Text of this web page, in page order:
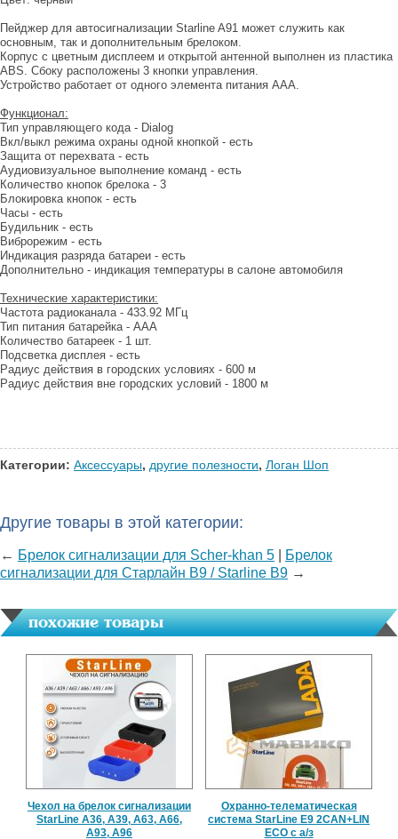
Пейджер для автосигнализации Starline A91 может служить как
основным, так и дополнительным брелоком.
Корпус с цветным дисплеем и открытой антенной выполнен из пластика
ABS. Сбоку расположены 3 кнопки управления.
Устройство работает от одного элемента питания ААА.
Функционал:
Тип управляющего кода - Dialog
Вкл/выкл режима охраны одной кнопкой - есть
Защита от перехвата - есть
Аудиовизуальное выполнение команд - есть
Количество кнопок брелока - 3
Блокировка кнопок - есть
Часы - есть
Будильник - есть
Виброрежим - есть
Индикация разряда батареи - есть
Дополнительно - индикация температуры в салоне автомобиля
Технические характеристики:
Частота радиоканала - 433.92 МГц
Тип питания батарейка - ААА
Количество батареек - 1 шт.
Подсветка дисплея - есть
Радиус действия в городских условиях - 600 м
Радиус действия вне городских условий - 1800 м
Категории: Аксессуары, другие полезности, Логан Шоп
Другие товары в этой категории:
← Брелок сигнализации для Scher-khan 5
Брелок
сигнализации для Старлайн B9 / Starline В9 →
похожие товары
Чехол на брелок сигнализации
StarLine A36, A39, A63, A66,
A93, A96
Охранно-телематическая
система StarLine E9 2CAN+LIN
ECO с а/з